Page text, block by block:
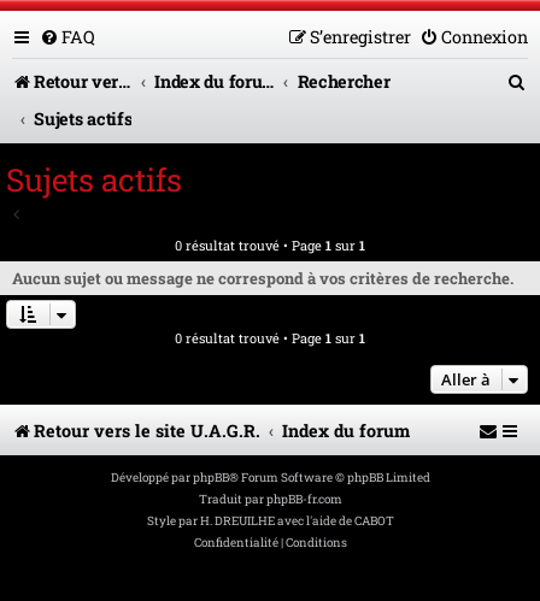
FAQ Connexion
S’enregistrer
Retour vers le site U.A.G.R.
Index du forum
Rechercher
Sujets actifs
r
Sujets actifs
0 résultat trouvé • Page 1 sur 1
Aucun sujet ou message ne correspond à vos critères de recherche.
0 résultat trouvé • Page 1 sur 1
Aller à
Retour vers le site U.A.G.R. Index du forum
Développé parphpBB® Forum Software © phpBB Limited
Traduit parphpBB-fr.com
Style parH. DREUILHE avec l'aide de CABOT
Confidentialité|Conditions